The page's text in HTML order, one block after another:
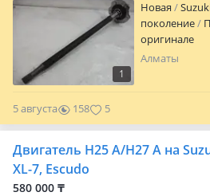
Евро-5
выбросов,
бензина и
трубы — всё
1
Новая
поколение
оригинале
Алматы
5 августа 158 5
Двигатель H25 A/H27 A на
XL-7, Escudo
580 000 ₸